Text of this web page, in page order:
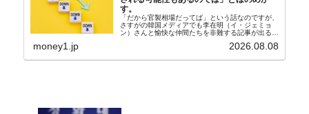
す。
「だから官製相場だってば」という話なのですが、
さすがの韓国メディアでも李在明（イ・ジェミョ
ン）さんと愉快な仲間たちを非難する記事が出るよ
『朝鮮日報』に面白い記事が出ています。「東西南
money1.jp 2026.08.08